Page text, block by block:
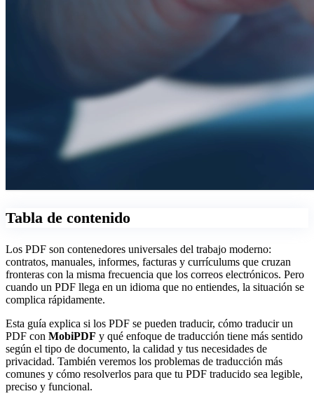
Tabla de contenido
Los PDF son contenedores universales del trabajo moderno:
contratos, manuales, informes, facturas y currículums que cruzan
fronteras con la misma frecuencia que los correos electrónicos. Pero
cuando un PDF llega en un idioma que no entiendes, la situación se
complica rápidamente.
Esta guía explica si los PDF se pueden traducir, cómo traducir un
PDF con MobiPDF y qué enfoque de traducción tiene más sentido
según el tipo de documento, la calidad y tus necesidades de
privacidad. También veremos los problemas de traducción más
comunes y cómo resolverlos para que tu PDF traducido sea legible,
preciso y funcional.